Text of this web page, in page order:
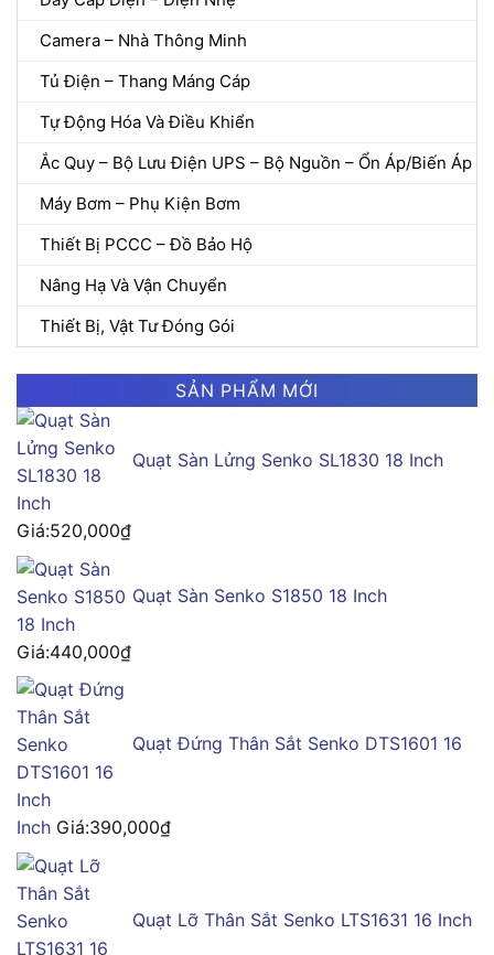
Camera – Nhà Thông Minh
Tủ Điện – Thang Máng Cáp
Tự Động Hóa Và Điều Khiển
Ắc Quy – Bộ Lưu Điện UPS – Bộ Nguồn – Ổn Áp/Biến Áp
Máy Bơm – Phụ Kiện Bơm
Thiết Bị PCCC – Đồ Bảo Hộ
Nâng Hạ Và Vận Chuyển
Thiết Bị, Vật Tư Đóng Gói
SẢN PHẨM MỚI
Quạt Sàn Lửng Senko SL1830 18 Inch
Giá:520,000₫
Quạt Sàn Senko S1850 18 Inch
Giá:440,000₫
Quạt Đứng Thân Sắt Senko DTS1601 16
Inch Giá:390,000₫
Quạt Lỡ Thân Sắt Senko LTS1631 16 Inch